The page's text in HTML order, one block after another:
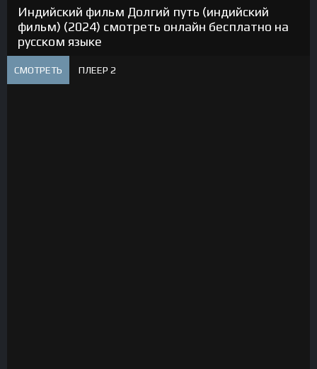
Индийский фильм Долгий путь (индийский
фильм) (2024) смотреть онлайн бесплатно на
русском языке
СМОТРЕТЬ ПЛЕЕР 2